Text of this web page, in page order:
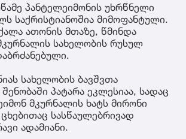
პანტელეიმონის უხრწნელი
საქრისტიანოშია მიმოფანტული.
ათონის მთაზე, წმინდა
სახელობის რუსულ
სახელობის ბავშვთა
პატარა ეკლესიაა, სადაც
მკურნალის ხატს მირონი
სასწაულებრივად
ადამიანი.